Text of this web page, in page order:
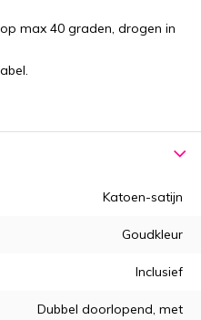
max 40 graden, drogen in
Katoen-satijn
Goudkleur
Inclusief
Dubbel doorlopend, met